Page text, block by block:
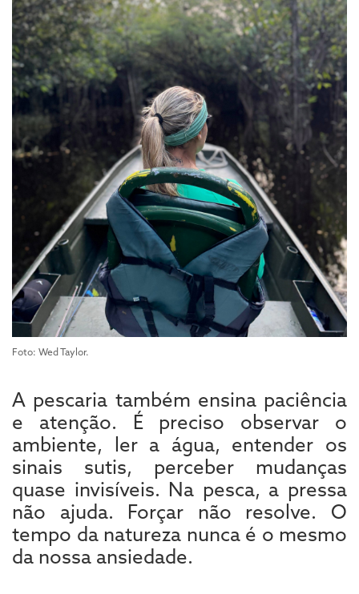
Foto: Wed Taylor.
A pescaria também ensina paciência
e atenção. É preciso observar o
ambiente, ler a água, entender os
sinais sutis, perceber mudanças
quase invisíveis. Na pesca, a pressa
não ajuda. Forçar não resolve. O
tempo da natureza nunca é o mesmo
da nossa ansiedade.